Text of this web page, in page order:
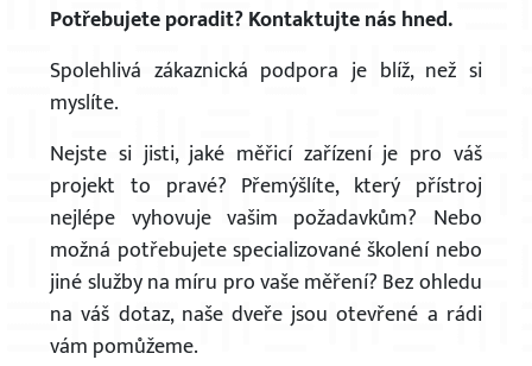
Potřebujete poradit? Kontaktujte nás hned.
Spolehlivá zákaznická podpora je blíž, než si
myslíte.
Nejste si jisti, jaké měřicí zařízení je pro váš
projekt to pravé? Přemýšlíte, který přístroj
nejlépe vyhovuje vašim požadavkům? Nebo
možná potřebujete specializované školení nebo
jiné služby na míru pro vaše měření? Bez ohledu
na váš dotaz, naše dveře jsou otevřené a rádi
vám pomůžeme.